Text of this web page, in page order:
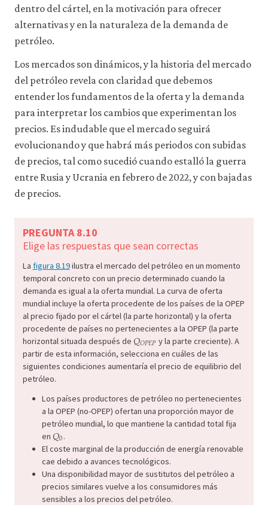
dentro del cártel, en la motivación para ofrecer
alternativas y en la naturaleza de la demanda de
petróleo.
Los mercados son dinámicos, y la historia del mercado
del petróleo revela con claridad que debemos
entender los fundamentos de la oferta y la demanda
para interpretar los cambios que experimentan los
precios. Es indudable que el mercado seguirá
evolucionando y que habrá más periodos con subidas
de precios, tal como sucedió cuando estalló la guerra
entre Rusia y Ucrania en febrero de 2022, y con bajadas
de precios.
PREGUNTA 8.10
Elige las respuestas que sean correctas
La figura 8.19ilustra el mercado del petróleo en un momento
temporal concreto con un precio determinado cuando la
demanda es igual a la oferta mundial. La curva de oferta
mundial incluye la oferta procedente de los países de la OPEP
al precio fijado por el cártel (la parte horizontal) y la oferta
procedente de países no pertenecientes a la OPEP (la parte
horizontal situada después de𝑄𝑂𝑃𝐸𝑃
QO
y la parte creciente). A
partir de esta información, selecciona en cuáles de las
siguientes condiciones aumentaría el precio de equilibrio del
petróleo.
Los países productores de petróleo no pertenecientes
a la OPEP (no-OPEP) ofertan una proporción mayor de
petróleo mundial, lo que mantiene la cantidad total fija
en 𝑄0
Q0 .
El coste marginal de la producción de energía renovable
cae debido a avances tecnológicos.
Una disponibilidad mayor de sustitutos del petróleo a
precios similares vuelve a los consumidores más
sensibles a los precios del petróleo.